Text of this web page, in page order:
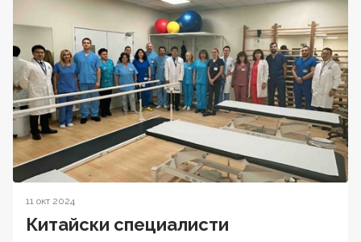
11 окт 2024
Китайски специалисти